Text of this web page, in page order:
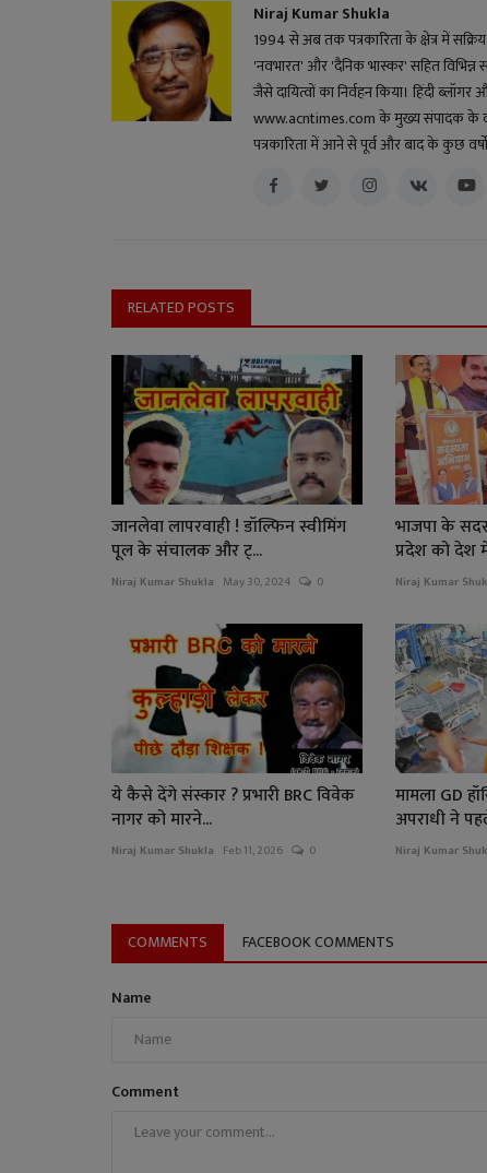
Niraj Kumar Shukla
1994 से अब तक पत्रकारिता के क्षेत्र में
'नवभारत' और 'दैनिक भास्कर' सहित विभिन्न
जैसे दायित्वों का निर्वहन किया। हिंदी
www.acntimes.com के मुख्य संपादक के
पत्रकारिता में आने से पूर्व और बाद के कुछ
RELATED POSTS
जानलेवा लापरवाही ! डॉल्फिन स्वीमिंग
पूल के संचालक और ट्...
Niraj Kumar Shukla May 30, 2024 0
भाजपा के
प्रदेश को देश
Niraj Kumar
ये कैसे देंगे संस्कार ? प्रभारी BRC विवेक
नागर को मारने...
Niraj Kumar Shukla Feb 11, 2026 0
मामला GD
अपराधी ने
Niraj Kumar
COMMENTS FACEBOOK COMMENTS
Name
Comment